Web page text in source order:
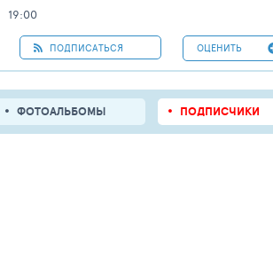
19:00
ПОДПИСАТЬСЯ ОЦЕНИТЬ
ФОТОАЛЬБОМЫ ПОДПИСЧИКИ